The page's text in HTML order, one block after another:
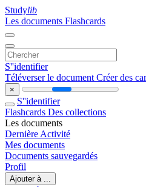
Studylib
Les documents Flashcards
S''identifier
Téléverser le document Créer des
×
S''identifier
Flashcards Des collections
Les documents
Dernière Activité
Mes documents
Documents sauvegardés
Profil
Ajouter à ...